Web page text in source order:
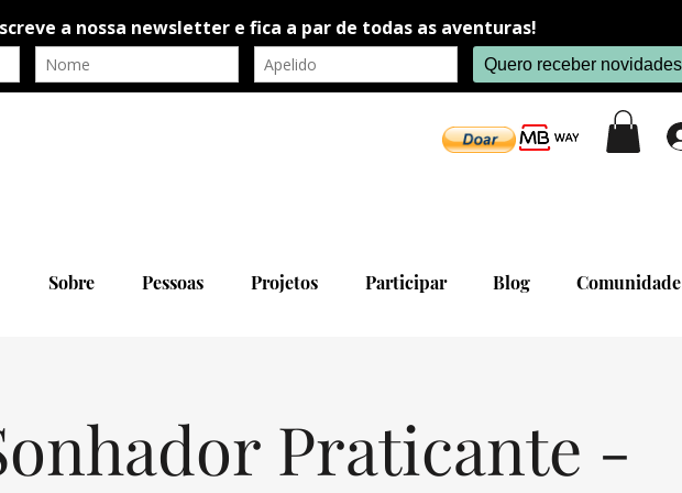
Sobre Pessoas Projetos Participar Blog Comunidade
Praticante -